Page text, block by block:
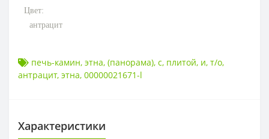
Цвет:
антрацит
печь-камин, этна, (панорама), с, плитой, и, т/о,
антрацит, этна, 00000021671-l
Характеристики